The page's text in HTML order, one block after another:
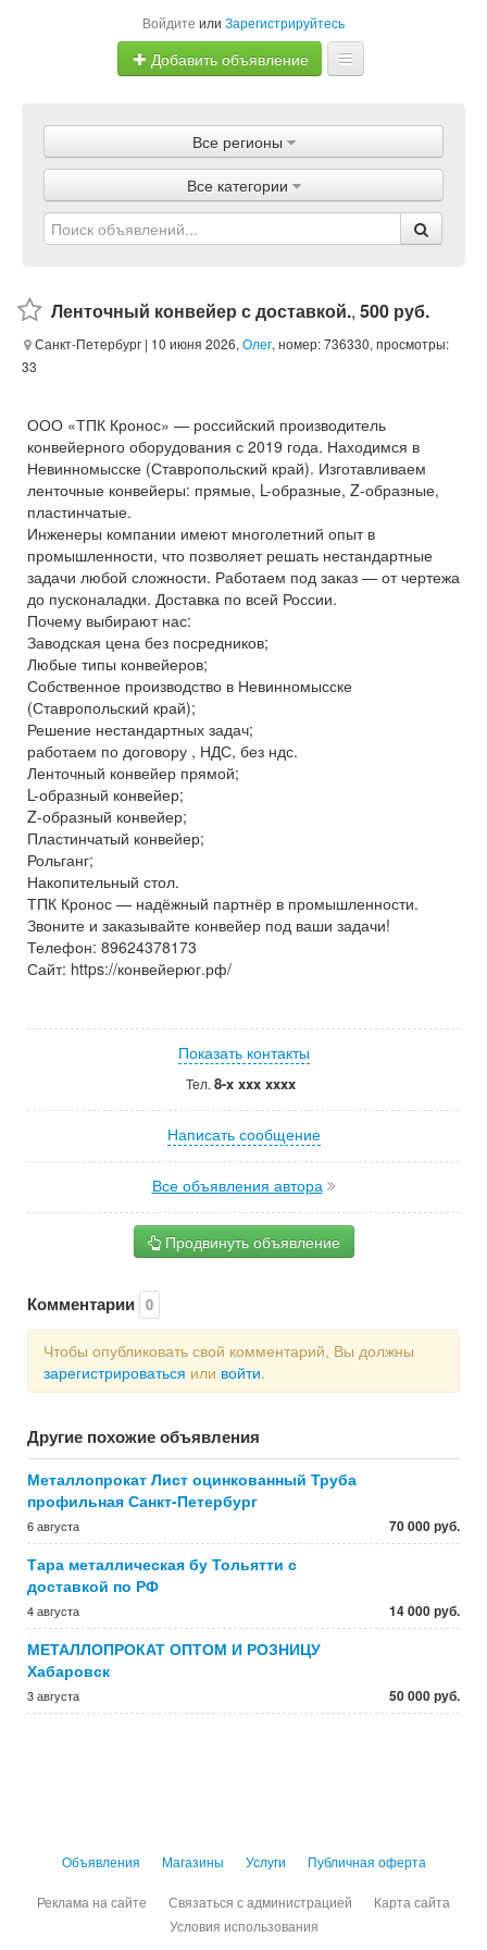
Войдите или Зарегистрируйтесь
Добавить объявление
Объявления
Магазины
Услуги
Все регионы
Все категории
Ленточный конвейер с доставкой., 500 руб.
Санкт-Петербург | 10 июня 2026, Олег, номер: 736330, просмотры:
33
ООО «ТПК Кронос» — российский производитель
конвейерного оборудования с 2019 года. Находимся в
Невинномысске (Ставропольский край). Изготавливаем
ленточные конвейеры: прямые, L-образные, Z-образные,
пластинчатые.
Инженеры компании имеют многолетний опыт в
промышленности, что позволяет решать нестандартные
задачи любой сложности. Работаем под заказ — от чертежа
до пусконаладки. Доставка по всей России.
Почему выбирают нас:
Заводская цена без посредников;
Любые типы конвейеров;
Собственное производство в Невинномысске
(Ставропольский край);
Решение нестандартных задач;
работаем по договору , НДС, без ндс.
Ленточный конвейер прямой;
L-образный конвейер;
Z-образный конвейер;
Пластинчатый конвейер;
Рольганг;
Накопительный стол.
ТПК Кронос — надёжный партнёр в промышленности.
Звоните и заказывайте конвейер под ваши задачи!
Телефон: 89624378173
Сайт: https://конвейерюг.рф/
Показать контакты
Тел. 8-x xxx xxxx
Написать сообщение
Все объявления автора
Продвинуть объявление
Комментарии 0
Чтобы опубликовать свой комментарий, Вы должны
зарегистрироваться или войти.
Другие похожие объявления
Металлопрокат Лист оцинкованный Труба
профильная Санкт-Петербург
6 августа 70 000 руб.
Тара металлическая бу Тольятти с
доставкой по РФ
4 августа 14 000 руб.
МЕТАЛЛОПРОКАТ ОПТОМ И РОЗНИЦУ
Хабаровск
3 августа 50 000 руб.
Объявления Магазины Услуги Публичная оферта
Реклама на сайте Связаться с администрацией
Карта сайта
Условия использования